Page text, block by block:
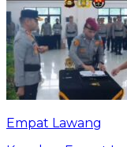
Empat Lawang